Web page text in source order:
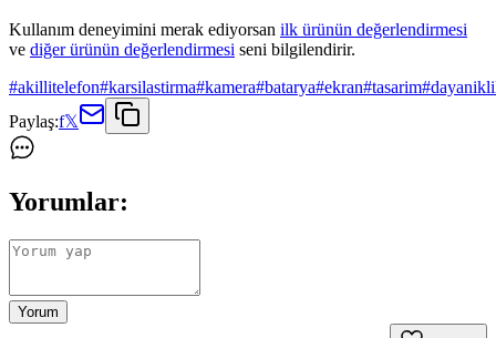
Kullanım deneyimini merak ediyorsan ilk ürünün değerlendirmesi
ve diğer ürünün değerlendirmesi seni bilgilendirir.
#akillitelefon#karsilastirma#kamera#batarya#ekran#tasarim#
Paylaş:f𝕏
Yorumlar:
Yorum